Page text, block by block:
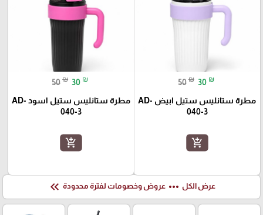
50 ₪ 30 ₪
مطرة ستانليس ستيل ابيض AD-
040-3
add_shopping_cart
50 ₪ 30 ₪
مطرة ستانليس ستيل اسود AD-
040-3
add_shopping_cart
عرض الكل more_horiz عروض وخصومات لفترة محدودة keyboard_double_arrow_left